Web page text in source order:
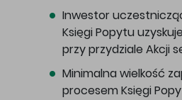
Inwestor
Księgi Popytu
przy przydziale Akcji
Minimalna wielkość
procesem Księgi